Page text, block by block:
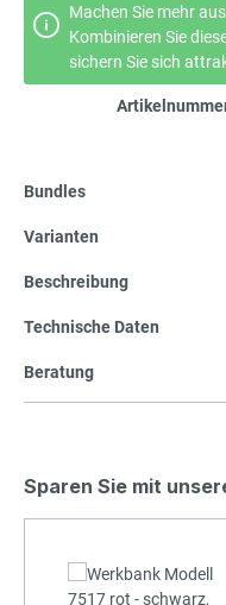
Machen Sie mehr
Kombinieren Sie
sichern Sie sich
Bundles
Varianten
Beschreibung
Technische Daten
Beratung
Sparen Sie mit